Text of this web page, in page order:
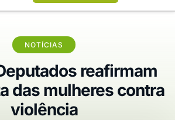
NOTÍCIAS
reafirmam
das mulheres contra
violência